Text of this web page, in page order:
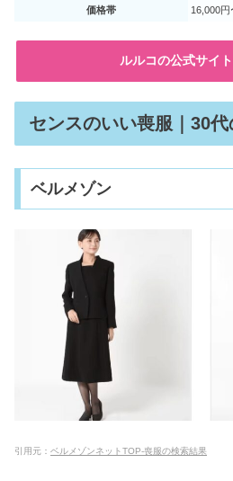
価格帯 16,000円
ルルコの公式サイ
センスのいい喪服｜30
ベルメゾン
引用元： ベルメゾンネットTOP-喪服の検索結果